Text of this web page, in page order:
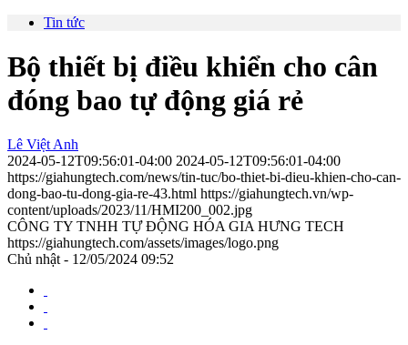
Tin tức
Bộ thiết bị điều khiển cho cân
đóng bao tự động giá rẻ
Lê Việt Anh
2024-05-12T09:56:01-04:00 2024-05-12T09:56:01-04:00
https://giahungtech.com/news/tin-tuc/bo-thiet-bi-dieu-khien-cho-can-
dong-bao-tu-dong-gia-re-43.html https://giahungtech.vn/wp-
content/uploads/2023/11/HMI200_002.jpg
CÔNG TY TNHH TỰ ĐỘNG HÓA GIA HƯNG TECH
https://giahungtech.com/assets/images/logo.png
Chủ nhật - 12/05/2024 09:52